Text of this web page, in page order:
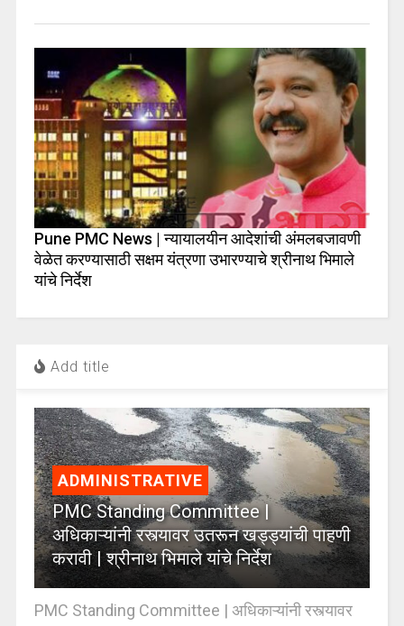
Pune PMC News | न्यायालयीन आदेशांची अंमलबजावणी
वेळेत करण्यासाठी सक्षम यंत्रणा उभारण्याचे श्रीनाथ भिमाले
यांचे निर्देश
Add title
ADMINISTRATIVE
PMC Standing Committee |
अधिकाऱ्यांनी रस्त्यावर उतरून खड्ड्यांची पाहणी
करावी | श्रीनाथ भिमाले यांचे निर्देश
PMC Standing Committee | अधिकाऱ्यांनी रस्त्यावर